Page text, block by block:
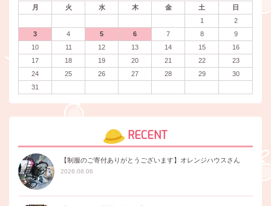
月 火 水 木 金 土
日
1
2
3
4 5 6 7 8
9
10
11 12 13 14 15
16
17
18 19 20 21 22
23
24
25 26 27 28 29
30
31
RECENT
【制服のご寄付ありがとうございます】オレンジハウスさん
2026.08.06